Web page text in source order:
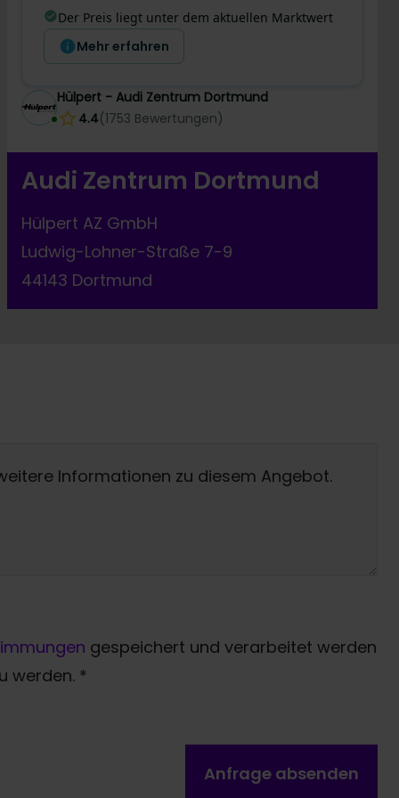
Der Preis liegt unter dem aktuellen Marktwert
Mehr erfahren
Hülpert - Audi Zentrum Dortmund
4.4(1753 Bewertungen)
Audi Zentrum Dortmund
Hülpert AZ GmbH
Ludwig-Lohner-Straße 7-9
44143 Dortmund
gespeichert und verarbeitet werden
werden. *
Anfrage absenden